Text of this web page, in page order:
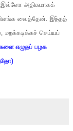
இவ்ளோ அதிகமாகக்
விளங்க வைத்தேன். இந்தத்
மறக்கடிக்கச் செய்யப்
எழுதப் பழக